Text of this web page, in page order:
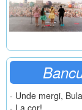
- Unde mergi,
- La cor!